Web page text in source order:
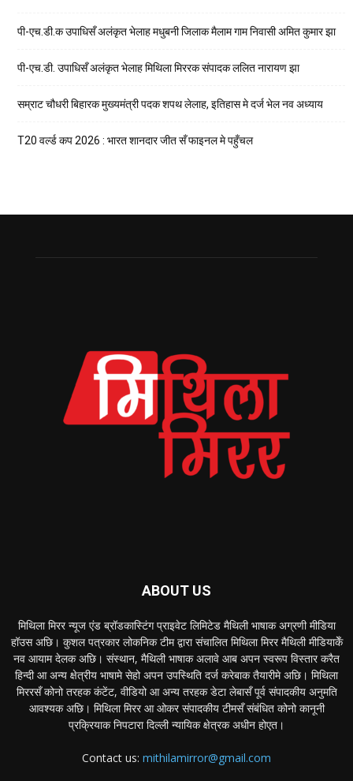
पी-एच.डी.क उपाधिसँ अलंकृत भेलाह मधुबनी जिलाक मैलाम गाम निवासी अमित कुमार झा
पी-एच.डी. उपाधिसँ अलंकृत भेलाह मिथिला मिररक संपादक ललित नारायण झा
सम्राट चौधरी बिहारक मुख्यमंत्री पदक शपथ लेलाह, इतिहास मे दर्ज भेल नव अध्याय
T20 वर्ल्ड कप 2026 : भारत शानदार जीत सँ फाइनल मे पहुँचल
ABOUT US
मिथिला मिरर न्यूज एंड ब्रॉडकास्टिंग प्राइवेट लिमिटेड मैथिली भाषाक अग्रणी मीडिया
हॉउस अछि। कुशल पत्रकार लोकनिक टीम द्वारा संचालित मिथिला मिरर मैथिली मीडियाकेँ
नव आयाम देलक अछि। संस्थान, मैथिली भाषाक अलावे आब अपन स्वरूप विस्तार करैत
हिन्दी आ अन्य क्षेत्रीय भाषामे सेहो अपन उपस्थिति दर्ज करेबाक तैयारीमे अछि। मिथिला
मिररसँ कोनो तरहक कंटेंट, वीडियो आ अन्य तरहक डेटा लेबासँ पूर्व संपादकीय अनुमति
आवश्यक अछि। मिथिला मिरर आ ओकर संपादकीय टीमसँ संबंधित कोनो कानूनी
प्रक्रियाक निपटारा दिल्ली न्यायिक क्षेत्रक अधीन होएत।
Contact us: mithilamirror@gmail.com